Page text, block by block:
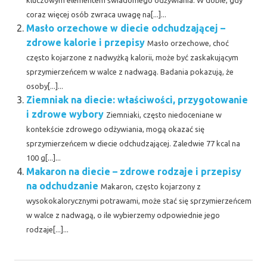
coraz więcej osób zwraca uwagę na[...]...
Masło orzechowe w diecie odchudzającej –
zdrowe kalorie i przepisy Masło orzechowe, choć
często kojarzone z nadwyżką kalorii, może być zaskakującym
sprzymierzeńcem w walce z nadwagą. Badania pokazują, że
osoby[...]...
Ziemniak na diecie: właściwości, przygotowanie
i zdrowe wybory Ziemniaki, często niedoceniane w
kontekście zdrowego odżywiania, mogą okazać się
sprzymierzeńcem w diecie odchudzającej. Zaledwie 77 kcal na
100 g[...]...
Makaron na diecie – zdrowe rodzaje i przepisy
na odchudzanie Makaron, często kojarzony z
wysokokalorycznymi potrawami, może stać się sprzymierzeńcem
w walce z nadwagą, o ile wybierzemy odpowiednie jego
rodzaje[...]...